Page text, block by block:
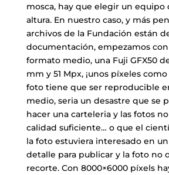
mosca, hay que elegir un equipo
altura. En nuestro caso, y más
archivos de la Fundación están
documentación, empezamos
formato medio, una Fuji GFX50
mm y 51 Mpx, ¡unos píxeles
foto tiene que ser reproducible
medio, seria un desastre que se
hacer una carteleria y las fotos
calidad suficiente… o que el
la foto estuviera interesado en
detalle para publicar y la foto no
recorte. Con 8000×6000 píxels